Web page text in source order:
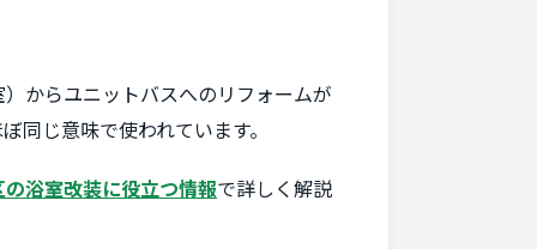
からユニットバスへのリフォームが
同じ意味で使われています。
浴室改装に役立つ情報で詳しく解説